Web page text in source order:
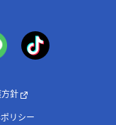
針
リシー